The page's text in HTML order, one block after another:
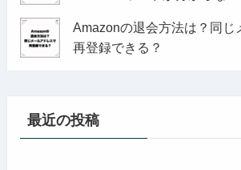
Amazonの退会方法は？同じ
再登録できる？
最近の投稿